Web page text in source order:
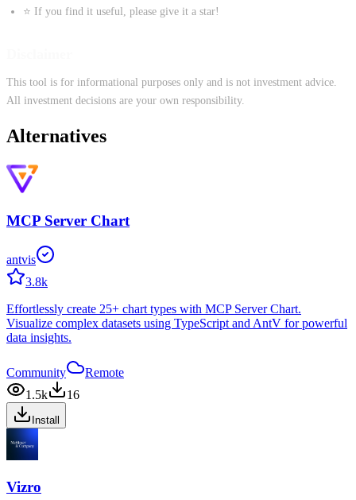
⭐ If you find it useful, please give it a star!
This tool is for informational purposes only and is not investment advice.
All investment decisions are your own responsibility.
Alternatives
MCP Server Chart
antvis
3.8k
Effortlessly create 25+ chart types with MCP Server Chart.
Visualize complex datasets using TypeScript and AntV for powerful
data insights.
Community
Remote
1.5k
16
Install
Vizro